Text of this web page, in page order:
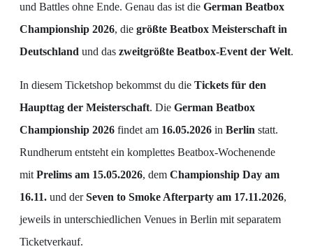
und Battles ohne Ende. Genau das ist die German Beatbox
Championship 2026, die größte Beatbox Meisterschaft in
Deutschland und das zweitgrößte Beatbox-Event der Welt.
In diesem Ticketshop bekommst du die Tickets für den
Haupttag der Meisterschaft. Die German Beatbox
Championship 2026 findet am 16.05.2026 in Berlin statt.
Rundherum entsteht ein komplettes Beatbox-Wochenende
mit Prelims am 15.05.2026, dem Championship Day am
16.11. und derSeven to Smoke Afterparty am 17.11.2026,
jeweils in unterschiedlichen Venues in Berlin mit separatem
Ticketverkauf.